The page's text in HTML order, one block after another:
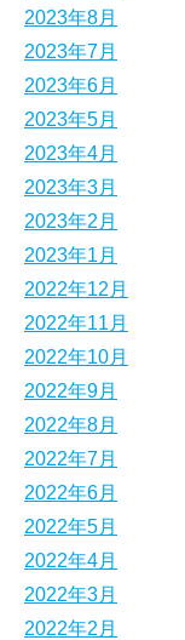
2023年8月
2023年7月
2023年6月
2023年5月
2023年4月
2023年3月
2023年2月
2023年1月
2022年12月
2022年11月
2022年10月
2022年9月
2022年8月
2022年7月
2022年6月
2022年5月
2022年4月
2022年3月
2022年2月